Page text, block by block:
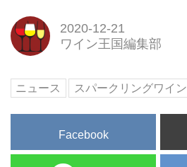
2020-12-21
ワイン王国編集部
ニュース スパークリングワイン
Facebook